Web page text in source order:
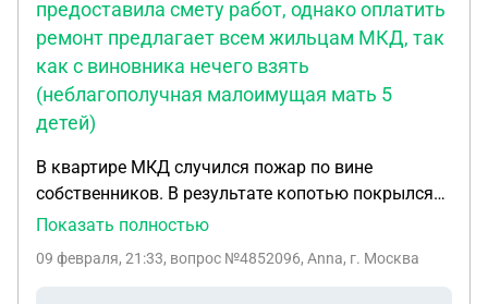
предоставила смету работ, однако оплатить
ремонт предлагает всем жильцам МКД, так
как с виновника нечего взять
(неблагополучная малоимущая мать 5
детей)
В квартире МКД случился пожар по вине
собственников. В результате копотью покрылся
весь этаж дома. Жильцы МКД написали в адрес
ответила, что готова сделать это, предоставила
Показать полностью
09 февраля, 21:33, вопрос №4852096, Anna, г. Москва